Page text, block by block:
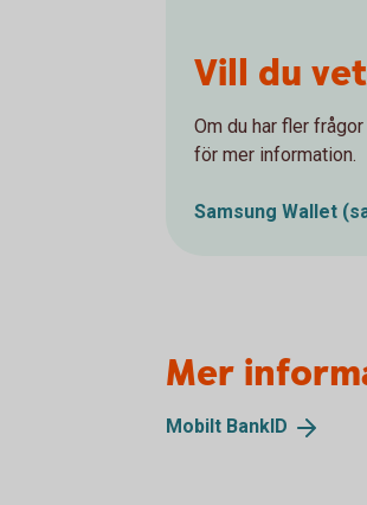
Vill du
Om du har fler
för mer information.
Samsung Wallet
Mer
Mobilt BankID